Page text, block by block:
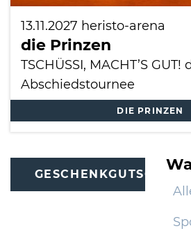
13.11.2027 heristo-arena
die Prinzen
TSCHÜSSI, MACHT’S GUT!
Abschiedstournee
DIE PRINZEN